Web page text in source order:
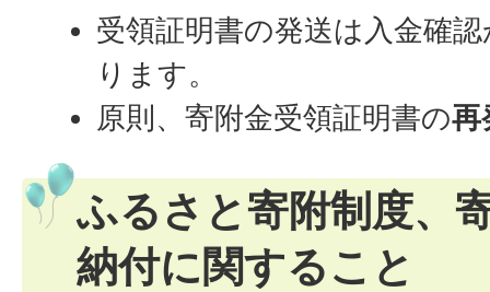
受領証明書の発送は入金確
ります。
原則、寄附金受領証明書の再
ふるさと寄附制度、
納付に関すること